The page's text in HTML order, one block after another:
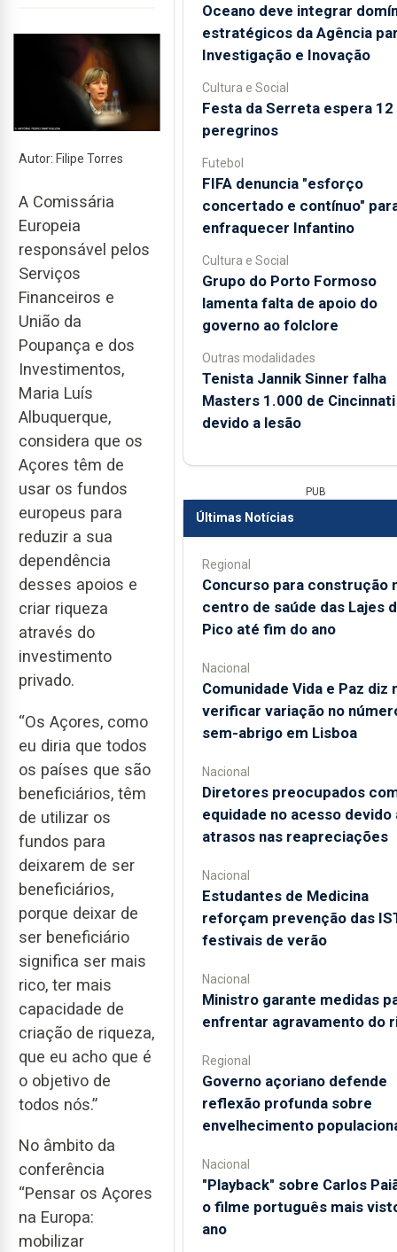
Autor: Filipe Torres
A Comissária
Europeia
responsável pelos
Serviços
Financeiros e
União da
Poupança e dos
Investimentos,
Maria Luís
Albuquerque,
considera que os
Açores têm de
usar os fundos
europeus para
reduzir a sua
dependência
desses apoios e
criar riqueza
através do
investimento
privado.
“Os Açores, como
eu diria que todos
os países que são
beneficiários, têm
de utilizar os
fundos para
deixarem de ser
beneficiários,
porque deixar de
ser beneficiário
significa ser mais
rico, ter mais
capacidade de
criação de riqueza,
que eu acho que é
o objetivo de
todos nós.”
No âmbito da
conferência
“Pensar os Açores
na Europa:
mobilizar
Oceano deve integrar
estratégicos da Agência
Investigação e Inovação
Cultura e Social
Festa da Serreta espera 12
peregrinos
Futebol
FIFA denuncia "esforço
concertado e contínuo"
enfraquecer Infantino
Cultura e Social
Grupo do Porto Formoso
lamenta falta de apoio do
governo ao folclore
Outras modalidades
Tenista Jannik Sinner falha
Masters 1.000 de Cincinnati
devido a lesão
PUB
Últimas Notícias
Regional
Concurso para construção
centro de saúde das Lajes
Pico até fim do ano
Nacional
Comunidade Vida e Paz diz
verificar variação no
sem-abrigo em Lisboa
Nacional
Diretores preocupados
equidade no acesso devido
atrasos nas reapreciações
Nacional
Estudantes de Medicina
reforçam prevenção das
festivais de verão
Nacional
Ministro garante medidas
enfrentar agravamento do
Regional
Governo açoriano defende
reflexão profunda sobre
envelhecimento
Nacional
"Playback" sobre Carlos
o filme português mais
ano